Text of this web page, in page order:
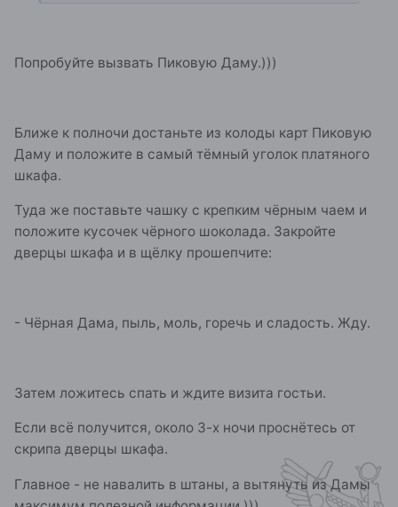
Попробуйте вызвать Пиковую Даму.)))
Ближе к полночи достаньте из колоды карт Пиковую
Даму и положите в самый тёмный уголок платяного
шкафа.
Туда же поставьте чашку с крепким чёрным чаем и
положите кусочек чёрного шоколада. Закройте
дверцы шкафа и в щёлку прошепчите:
- Чёрная Дама, пыль, моль, горечь и сладость. Жду.
Затем ложитесь спать и ждите визита гостьи.
Если всё получится, около 3-х ночи проснётесь от
скрипа дверцы шкафа.
Главное - не навалить в штаны, а вытянуть из Дамы